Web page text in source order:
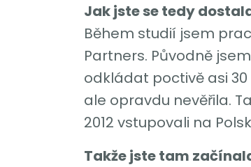
Jak jste se tedy
Během studií jsem
Partners. Původně
odkládat poctivě asi
ale opravdu nevěřila.
2012 vstupovali na
Takže jste tam